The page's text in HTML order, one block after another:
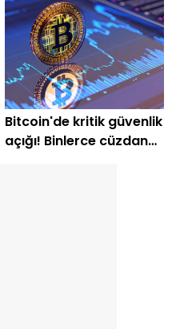
Bitcoin'de kritik güvenlik
açığı! Binlerce cüzdan